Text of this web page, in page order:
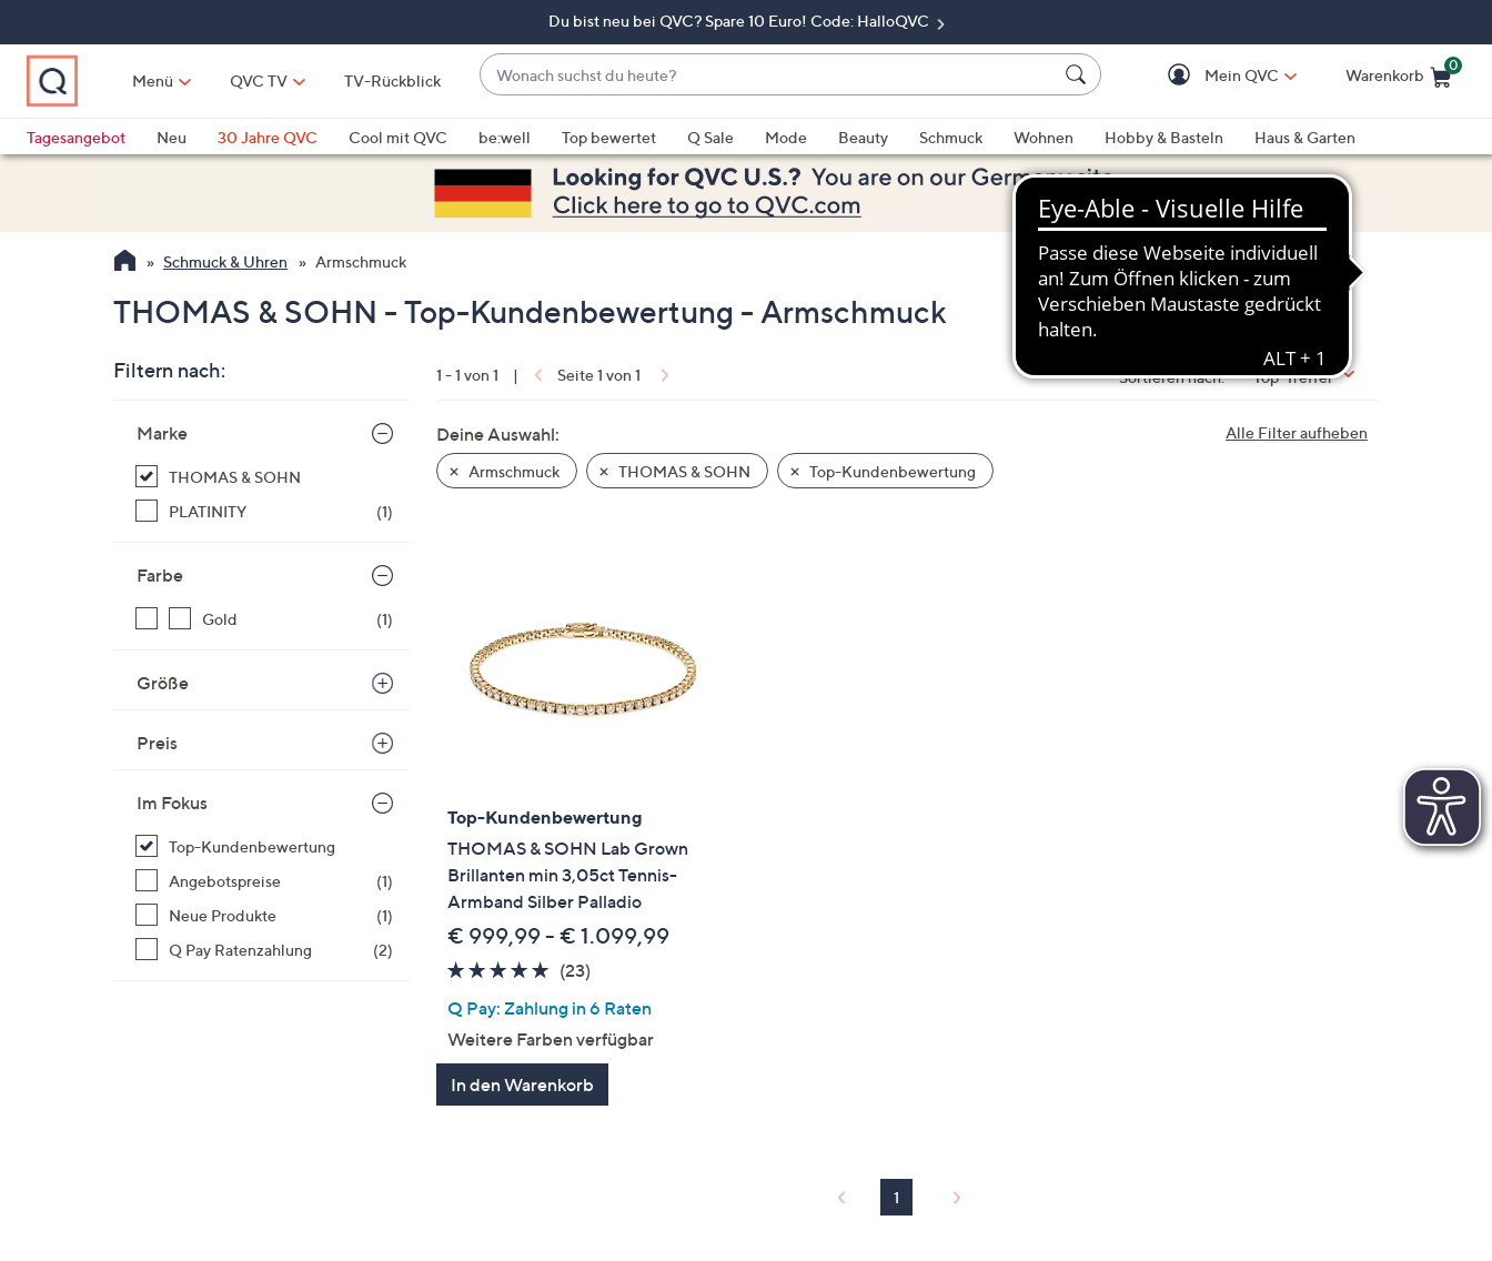
springen
Du bist neu bei QVC? Spare 10 Euro! Code: HalloQVC
Menü QVC TV TV-Rückblick
Wonach
suchst
du
heute?
Vorschläge
verfügbar
sind,
verwenden
nach
und
unten
oder
wischen
links
bzw.
rechts,
Mein QVC Warenkorb
0
Tagesangebot
Neu 30 Jahre QVC Cool mit QVC be:well Top bewertet Q Sale Mode Beauty Schmuck Wohnen Hobby & Basteln
Haus & Garten
Schmuck & Uhren Armschmuck
THOMAS & SOHN - Top-Kundenbewertung - Armschmuck
Filtern nach:
Produktliste
Marke
THOMAS & SOHN
PLATINITY
(1)
Farbe
Gold (1)
Größe
Preis
Im Fokus
Top-Kundenbewertung
Angebotspreise
(1)
Neue Produkte
(1)
Q Pay Ratenzahlung
(2)
1 - 1 von 1 | Seite 1 von 1 Sortieren nach: Top-Treffer
Alle Filter aufheben
Deine Auswahl:
Armschmuck THOMAS & SOHN Top-Kundenbewertung
Top-Kundenbewertung
THOMAS & SOHN Lab Grown
Brillanten min 3,05ct Tennis-
Armband Silber Palladio
€ 999,99 - € 1.099,99
4.7
5
(23)23
Q Pay: Zahlung in 6 Raten
Weitere Farben verfügbar
In den Warenkorb
1